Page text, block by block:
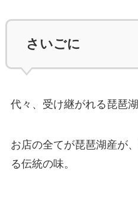
さいごに
代々、受け継がれる琵琶湖
お店の全てが琵琶湖産が
る伝統の味。